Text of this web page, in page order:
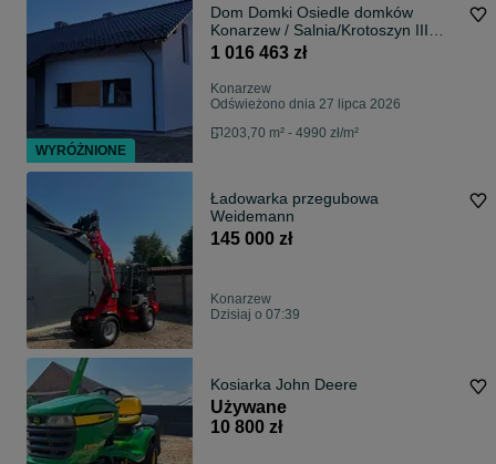
Dom Domki Osiedle domków
Konarzew / Salnia/Krotoszyn III
ETAP
1 016 463 zł
Konarzew
Odświeżono dnia 27 lipca 2026
203,70 m² - 4990 zł/m²
Ładowarka przegubowa
Weidemann
145 000 zł
Konarzew
Dzisiaj o 07:39
Kosiarka John Deere
Używane
10 800 zł
WYRÓŻNIONE